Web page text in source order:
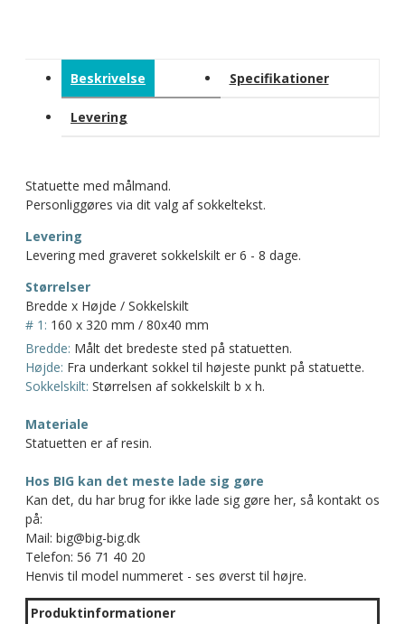
Beskrivelse Specifikationer
Levering
Statuette med målmand.
Personliggøres via dit valg af sokkeltekst.
Levering
Levering med graveret sokkelskilt er 6 - 8 dage.
Størrelser
Bredde x Højde / Sokkelskilt
# 1: 160 x 320 mm / 80x40 mm
Bredde: Målt det bredeste sted på statuetten.
Højde: Fra underkant sokkel til højeste punkt på statuette.
Sokkelskilt: Størrelsen af sokkelskilt b x h.
Materiale
Statuetten er af resin.
Hos BIG kan det meste lade sig gøre
Kan det, du har brug for ikke lade sig gøre her, så kontakt os
på:
Mail: big@big-big.dk
Telefon: 56 71 40 20
Henvis til model nummeret - ses øverst til højre.
Produktinformationer